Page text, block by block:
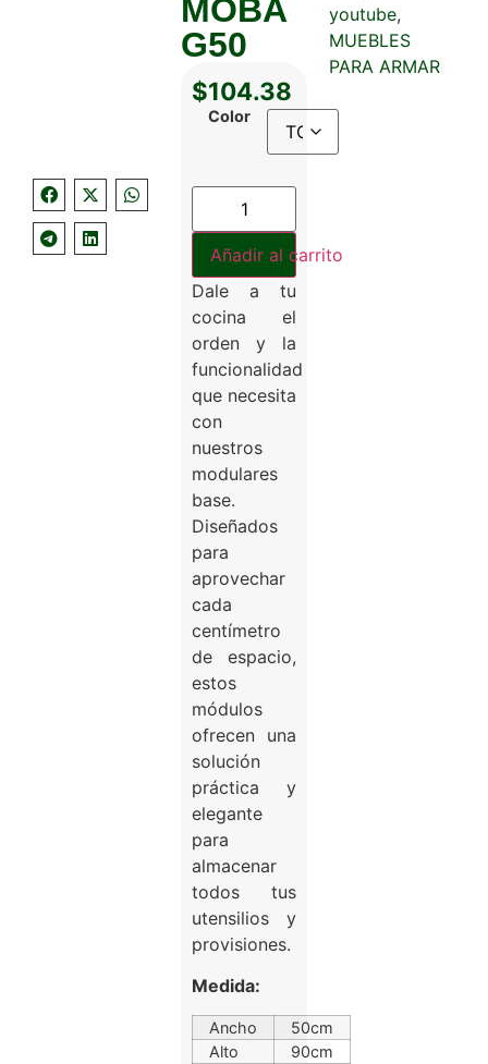
MOBA
G50
$104.38
Color
Añadir al carrito
Dale a tu
cocina el
orden y la
funcionalidad
que necesita
con
nuestros
modulares
base.
Diseñados
para
aprovechar
cada
centímetro
de espacio,
estos
módulos
ofrecen una
solución
práctica y
elegante
para
almacenar
todos tus
utensilios y
provisiones.
Medida:
Ancho
50cm
Alto
90cm
youtube,
MUEBLES
PARA ARMAR